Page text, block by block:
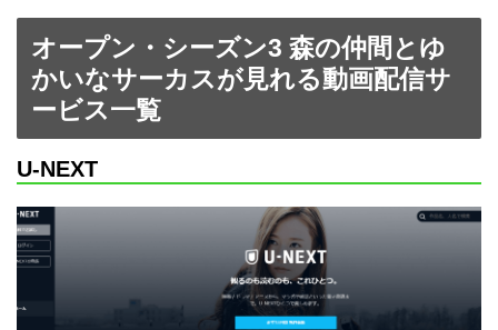
オープン・シーズン3 森の仲間とゆ
かいなサーカスが見れる動画配信サ
ービス一覧
U-NEXT